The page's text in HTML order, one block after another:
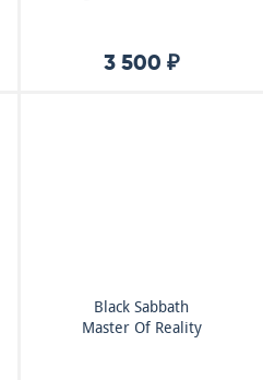
3 500 ₽
Black Sabbath
Master Of Reality